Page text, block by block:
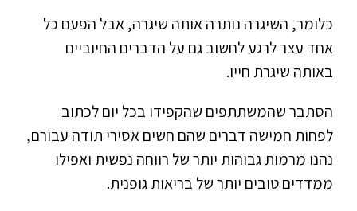
כלומר, השיגרה נותרה אותה שיגרה, אבל הפעם כל
אחד עצר לרגע לחשוב גם על הדברים החיוביים
באותה שיגרת חייו.
הסתבר שהמשתתפים שהקפידו בכל יום לכתוב
לפחות חמישה דברים שהם חשים אסירי תודה עבורם,
נהנו מרמות גבוהות יותר של רווחה נפשית ואפילו
ממדדים טובים יותר של בריאות גופנית.